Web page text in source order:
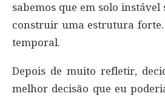
sabemos que em solo
construir uma estrutura
temporal.
Depois de muito refletir,
melhor decisão que eu